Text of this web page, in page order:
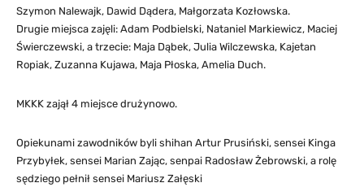
Szymon Nalewajk, Dawid Dądera, Małgorzata Kozłowska.
Drugie miejsca zajęli: Adam Podbielski, Nataniel Markiewicz, Maciej
Świerczewski, a trzecie: Maja Dąbek, Julia Wilczewska, Kajetan
Ropiak, Zuzanna Kujawa, Maja Płoska, Amelia Duch.
MKKK zajął 4 miejsce drużynowo.
Opiekunami zawodników byli shihan Artur Prusiński, sensei Kinga
Przybyłek, sensei Marian Zając, senpai Radosław Żebrowski, a rolę
sędziego pełnił sensei Mariusz Załęski